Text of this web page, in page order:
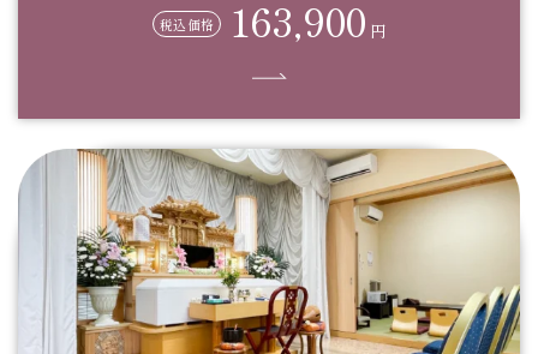
税込価格 163,900 円